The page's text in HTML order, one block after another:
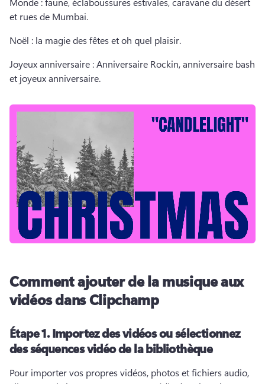
et rues de Mumbai.
Noël : la magie des fêtes et oh quel plaisir.
Joyeux anniversaire : Anniversaire Rockin, anniversaire bash
et joyeux anniversaire.
Comment ajouter de la musique aux
vidéos dans Clipchamp
Étape 1.Importez des vidéos ou sélectionnez
des séquences vidéo de la bibliothèque
Pour importer vos propres vidéos, photos et fichiers audio,